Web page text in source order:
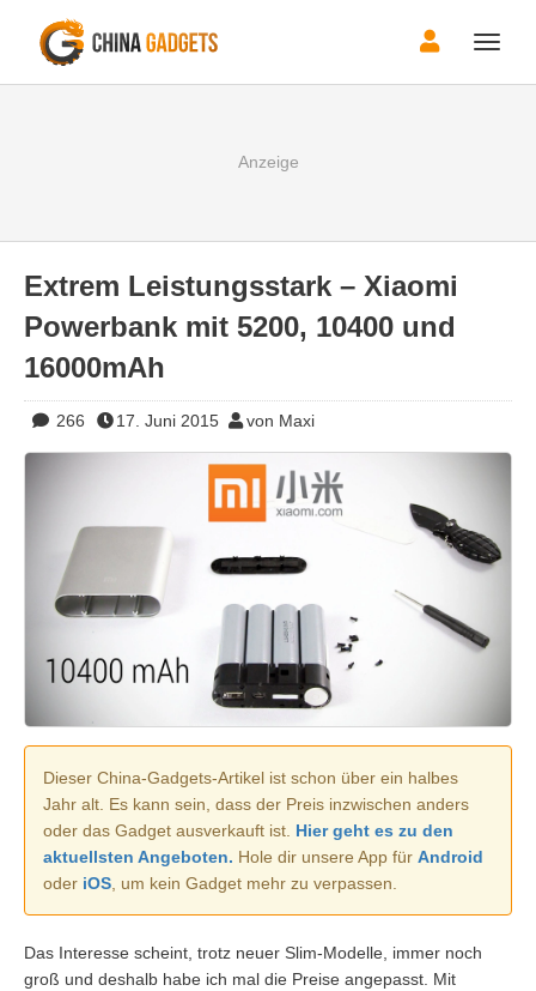
Toggle
Extrem Leistungsstark – Xiaomi
Powerbank mit 5200, 10400 und
16000mAh
266 17. Juni 2015 von Maxi
Dieser China-Gadgets-Artikel ist schon über ein halbes
Jahr alt. Es kann sein, dass der Preis inzwischen anders
oder das Gadget ausverkauft ist. Hier geht es zu den
aktuellsten Angeboten. Hole dir unsere App für Android
oder iOS, um kein Gadget mehr zu verpassen.
Das Interesse scheint, trotz neuer Slim-Modelle, immer noch
groß und deshalb habe ich mal die Preise angepasst. Mit